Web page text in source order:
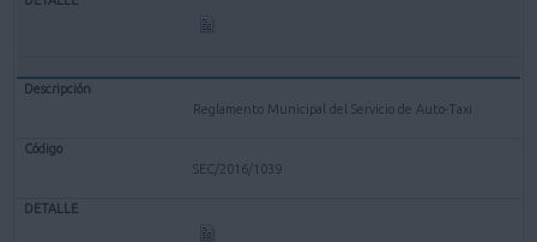
Reglamento Municipal del Servicio de Auto-Taxi
SEC/2016/1039